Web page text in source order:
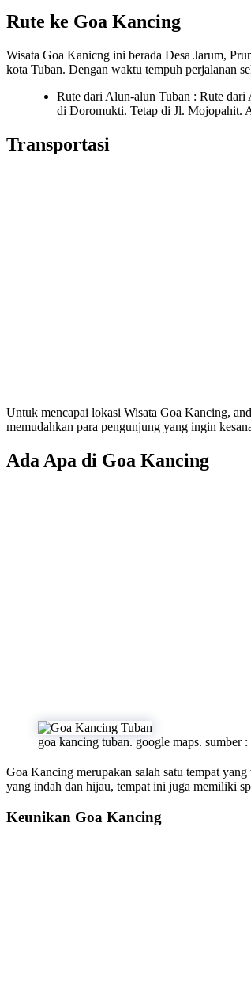
Rute ke Goa Kancing
Wisata Goa Kanicng ini berada Desa Jarum,
kota Tuban. Dengan waktu tempuh perjalanan
Rute dari Alun-alun Tuban : Rute
di Doromukti. Tetap di Jl. Mojopahit.
Transportasi
Untuk mencapai lokasi Wisata Goa Kancing,
memudahkan para pengunjung yang ingin
Ada Apa di Goa Kancing
goa kancing tuban. google maps. sumber :
Goa Kancing merupakan salah satu tempat
yang indah dan hijau, tempat ini juga memiliki
Keunikan Goa Kancing